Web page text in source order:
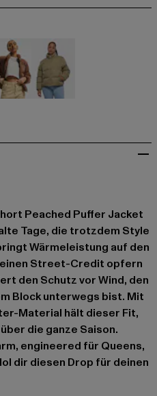
Peached Puffer Jacket
Tage, die trotzdem Style
Wärmeleistung auf den
Street-Credit opfern
den Schutz vor Wind, den
Block unterwegs bist. Mit
Material hält dieser Fit,
die ganze Saison.
engineered für Queens,
dir diesen Drop für deinen